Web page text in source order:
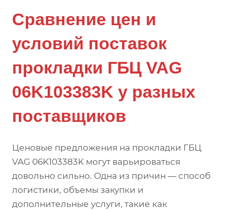
Сравнение цен и
условий поставок
прокладки ГБЦ VAG
06K103383K у разных
поставщиков
Ценовые предложения на прокладки ГБЦ
VAG 06K103383K могут варьироваться
довольно сильно. Одна из причин — способ
логистики, объемы закупки и
дополнительные услуги, такие как